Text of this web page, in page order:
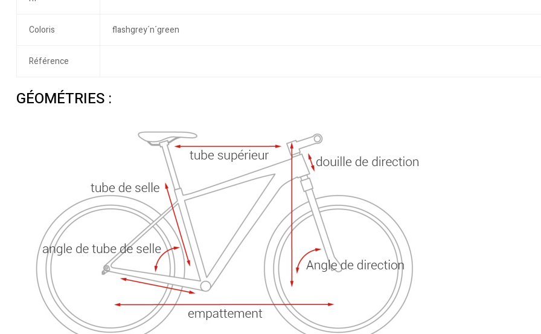
Coloris flashgrey´n´green
Référence
GÉOMÉTRIES :